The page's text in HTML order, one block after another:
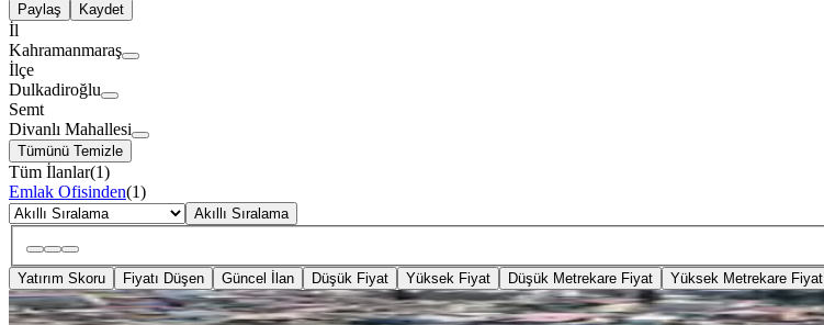
Paylaş
Kaydet
İl
Kahramanmaraş
İlçe
Dulkadiroğlu
Semt
Divanlı Mahallesi
Tümünü Temizle
Tüm İlanlar(1)
Emlak Ofisinden(1)
Akıllı Sıralama
Yatırım Skoru Fiyatı Düşen Güncel İlan Düşük Fiyat Yüksek Fiyat Düşük Metrekare Fiyat Yüksek Metrekare Fiyat
TAKASLI
%4